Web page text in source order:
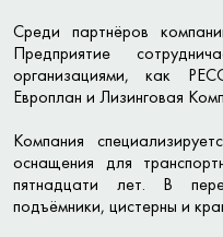
Среди партнёров
Предприятие
организациями, как
Европлан и Лизинговая
Компания
оснащения для
пятнадцати лет. В
подъёмники, цистерны и